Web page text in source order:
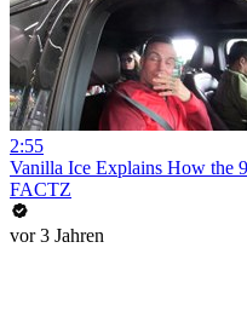
2:55
Vanilla Ice Explains How the
FACTZ
vor 3 Jahren